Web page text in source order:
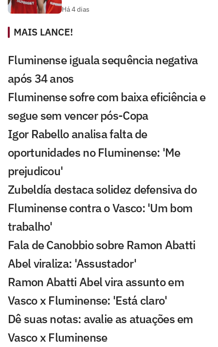
Há 4 dias
MAIS LANCE!
Fluminense iguala sequência negativa
após 34 anos
Fluminense sofre com baixa eficiência e
segue sem vencer pós-Copa
Igor Rabello analisa falta de
oportunidades no Fluminense: 'Me
prejudicou'
Zubeldía destaca solidez defensiva do
Fluminense contra o Vasco: 'Um bom
trabalho'
Fala de Canobbio sobre Ramon Abatti
Abel viraliza: 'Assustador'
Ramon Abatti Abel vira assunto em
Vasco x Fluminense: 'Está claro'
Dê suas notas: avalie as atuações em
Vasco x Fluminense